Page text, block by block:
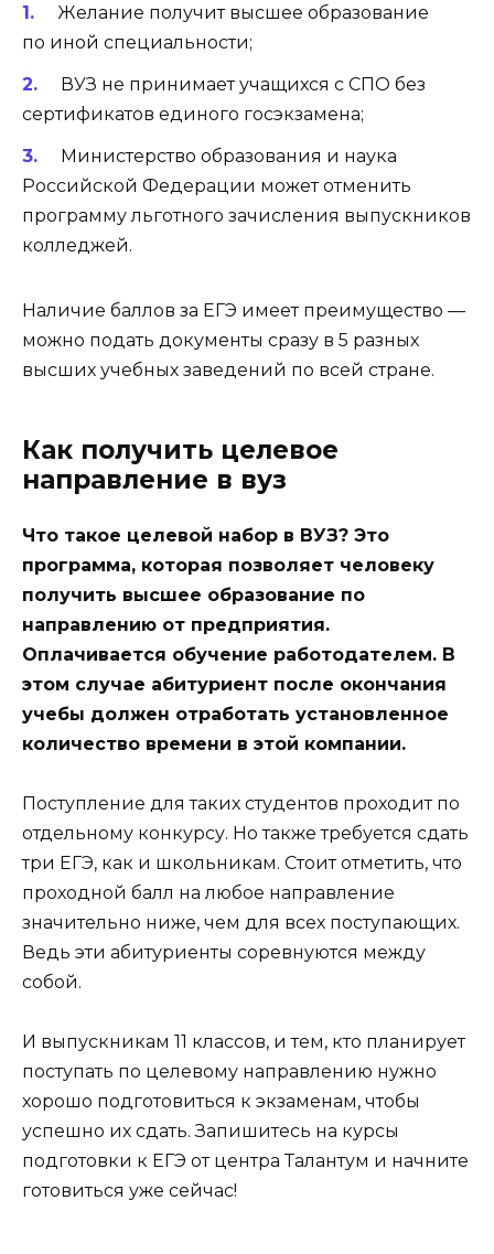
Желание получит высшее образование
по иной специальности;
ВУЗ не принимает учащихся с СПО без
сертификатов единого госэкзамена;
Министерство образования и наука
Российской Федерации может отменить
программу льготного зачисления выпускников
колледжей.
Наличие баллов за ЕГЭ имеет преимущество —
можно подать документы сразу в 5 разных
высших учебных заведений по всей стране.
Как получить целевое
направление в вуз
Что такое целевой набор в ВУЗ? Это
программа, которая позволяет человеку
получить высшее образование по
направлению от предприятия.
Оплачивается обучение работодателем. В
этом случае абитуриент после окончания
учебы должен отработать установленное
количество времени в этой компании.
Поступление для таких студентов проходит по
отдельному конкурсу. Но также требуется сдать
три ЕГЭ, как и школьникам. Стоит отметить, что
проходной балл на любое направление
значительно ниже, чем для всех поступающих.
Ведь эти абитуриенты соревнуются между
собой.
И выпускникам 11 классов, и тем, кто планирует
поступать по целевому направлению нужно
хорошо подготовиться к экзаменам, чтобы
успешно их сдать. Запишитесь на курсы
подготовки к ЕГЭ от центра Талантум и начните
готовиться уже сейчас!